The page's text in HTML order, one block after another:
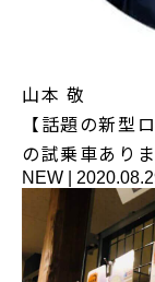
山本 敬
【話題の新型
の試乗車ありま
NEW